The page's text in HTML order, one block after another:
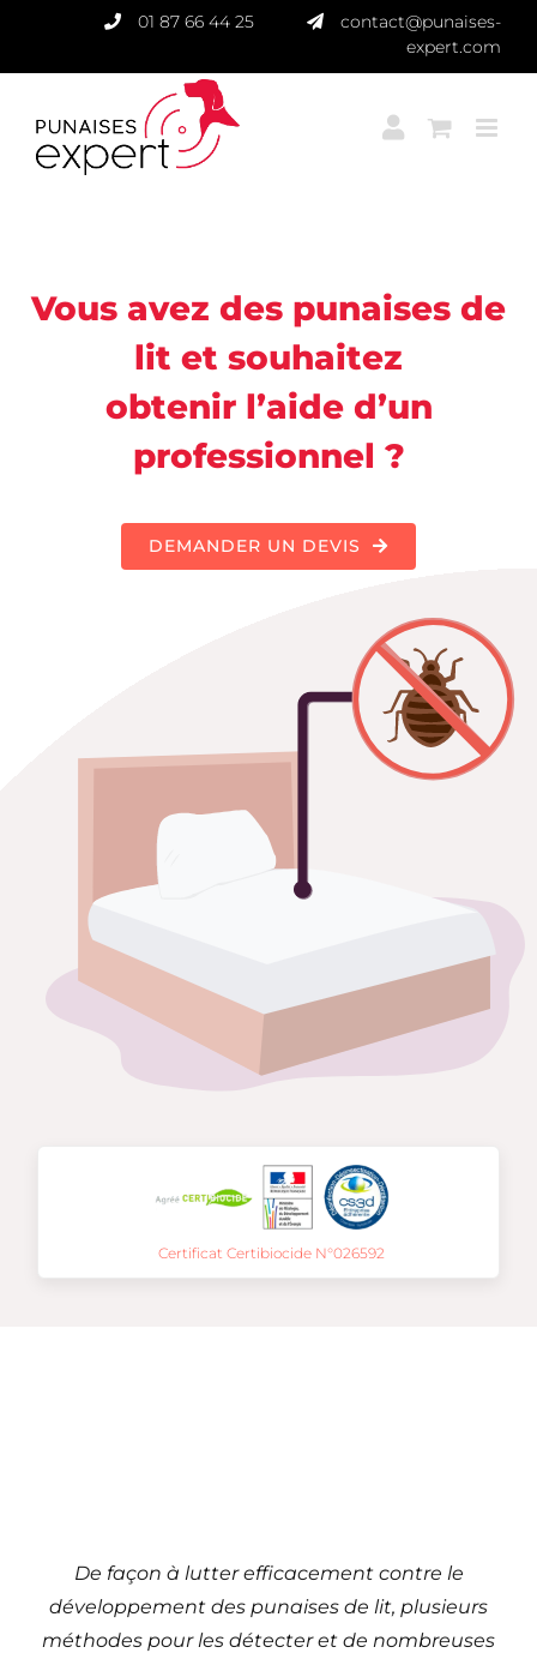
contenu
01 87 66 44 25
contact@punaises-
expert.com
Vous avez des punaises de
lit et souhaitez
obtenir l’aide d’un
professionnel ?
DEMANDER UN DEVIS
Certificat Certibiocide N°026592
De façon à lutter efficacement contre le
développement des punaises de lit, plusieurs
méthodes pour les détecter et de nombreuses